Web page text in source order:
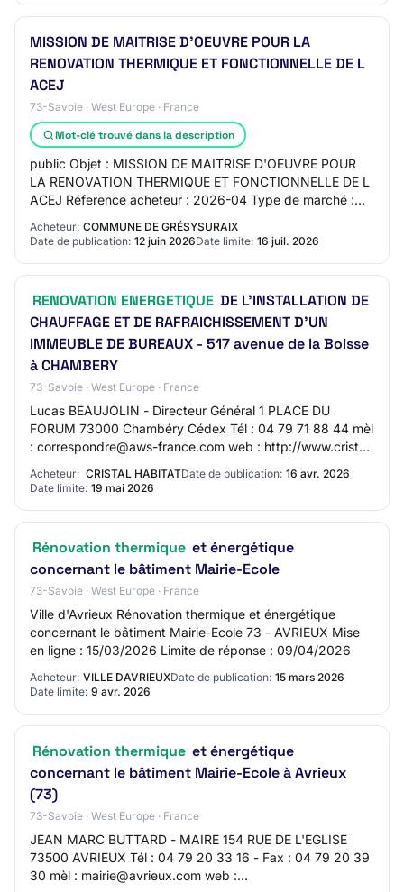
MISSION DE MAITRISE D'OEUVRE POUR LA
RENOVATION THERMIQUE ET FONCTIONNELLE DE L
ACEJ
73-Savoie · West Europe · France
Mot-clé trouvé dans la description
public Objet : MISSION DE MAITRISE D'OEUVRE POUR
LA RENOVATION THERMIQUE ET FONCTIONNELLE DE L
ACEJ Réference acheteur : 2026-04 Type de marché :
Services Procédure : Procédure restreinte Lieu princi…
Acheteur: COMMUNE DE GRÉSYSURAIX
Date de publication: 12 juin 2026Date limite: 16 juil. 2026
RENOVATION ENERGETIQUE DE L'INSTALLATION DE
CHAUFFAGE ET DE RAFRAICHISSEMENT D'UN
IMMEUBLE DE BUREAUX - 517 avenue de la Boisse
à CHAMBERY
73-Savoie · West Europe · France
Lucas BEAUJOLIN - Directeur Général 1 PLACE DU
FORUM 73000 Chambéry Cédex Tél : 04 79 71 88 44 mèl
: correspondre@aws-france.com web : http://www.cristal-
Acheteur: CRISTAL HABITATDate de publication: 16 avr. 2026
Date limite: 19 mai 2026
Rénovation thermique et énergétique
concernant le bâtiment Mairie-Ecole
73-Savoie · West Europe · France
Ville d'Avrieux Rénovation thermique et énergétique
concernant le bâtiment Mairie-Ecole 73 - AVRIEUX Mise
en ligne : 15/03/2026 Limite de réponse : 09/04/2026
Acheteur: VILLE DAVRIEUXDate de publication: 15 mars 2026
Date limite: 9 avr. 2026
Rénovation thermique et énergétique
concernant le bâtiment Mairie-Ecole à Avrieux
(73)
73-Savoie · West Europe · France
JEAN MARC BUTTARD - MAIRE 154 RUE DE L'EGLISE
73500 AVRIEUX Tél : 04 79 20 33 16 - Fax : 04 79 20 39
30 mèl : mairie@avrieux.com web :